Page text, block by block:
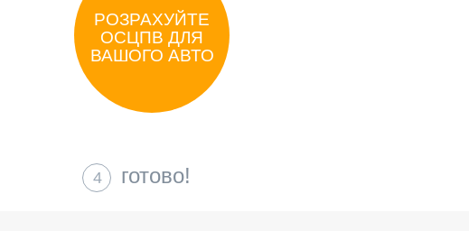
готово!
4
РОЗРАХУЙТЕ
ОСЦПВ ДЛЯ
ВАШОГО АВТО